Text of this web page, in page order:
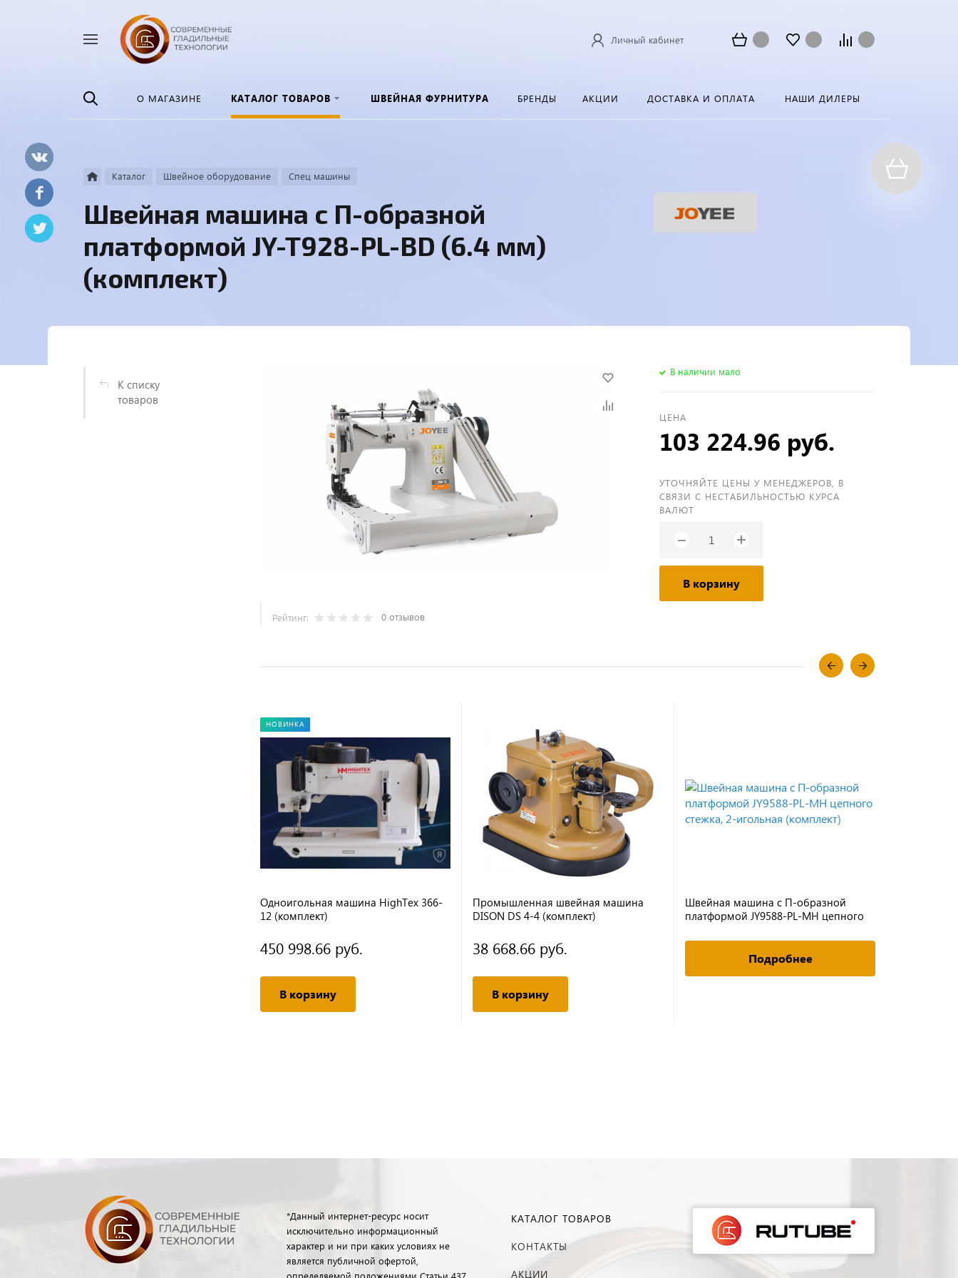
Личный кабинет
О МАГАЗИНЕ КАТАЛОГ ТОВАРОВ ШВЕЙНАЯ ФУРНИТУРА БРЕНДЫ АКЦИИ ДОСТАВКА И ОПЛАТА НАШИ ДИЛЕРЫ
Каталог Швейное оборудование Спец машины
Швейная машина с П-образной
платформой JY-T928-PL-BD (6.4 мм)
(комплект)
К списку
товаров
Рейтинг: 0 отзывов
В наличии мало
ЦЕНА
103 224.96 руб.
УТОЧНЯЙТЕ ЦЕНЫ У МЕНЕДЖЕРОВ, В
СВЯЗИ С НЕСТАБИЛЬНОСТЬЮ КУРСА
ВАЛЮТ
− +
В корзину
НОВИНКА
Одноигольная машина HighTex 366-
12 (комплект)
450 998.66 руб.
В корзину
Промышленная швейная машина
DISON DS 4-4 (комплект)
38 668.66 руб.
В корзину
Швейная машина с П-образной
платформой JY9588-PL-MH цепного
Подробнее
*Данный интернет-ресурс носит
исключительно информационный
характер и ни при каких условиях не
является публичной офертой,
КАТАЛОГ ТОВАРОВ
КОНТАКТЫ
АКЦИИ